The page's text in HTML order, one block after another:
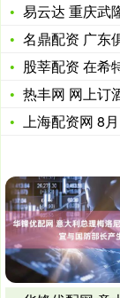
易云达 重庆武
名鼎配资 广东俱
股莘配资 在希特
热丰网 网上订
上海配资网 8月